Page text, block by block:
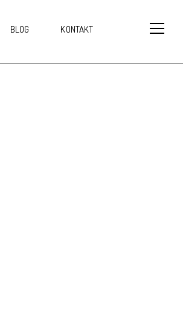
BLOG KONTAKT